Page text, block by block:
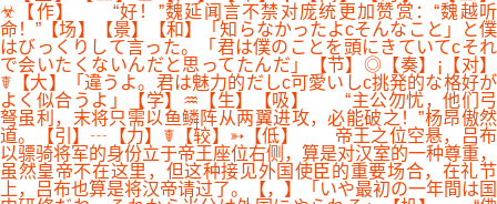
☣【作】 “好！”魏延闻言不禁对庞统更加赞赏：“魏越听
命！”【场】【景】【和】「知らなかったよcそんなこと」と僕
はびっくりして言った。「君は僕のことを頭にきていてcそれ
で会いたくないんだと思ってたんだ」【节】◎【奏】¡【对】
☤【大】「違うよ。君は魅力的だしc可愛いしc挑発的な格好が
よく似合うよ」【学】♒【生】【吸】 “主公勿忧，他们弓
弩虽利，末将只需以鱼鳞阵从两翼进攻，必能破之！”杨昂傲然
道。【引】┄【力】☤【较】➳【低】 帝王之位空悬，吕布
以骠骑将军的身份立于帝王座位右侧，算是对汉室的一种尊重，
虽然皇帝不在这里，但这种接见外国使臣的重要场合，在礼节
上，吕布也算是将汉帝请过了。【，】「いや最初の一年間は国